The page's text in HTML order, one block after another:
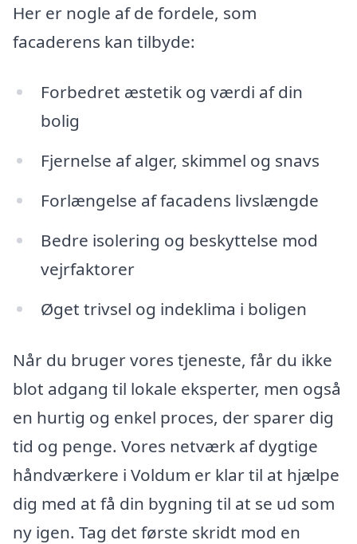
Her er nogle af de fordele, som
facaderens kan tilbyde:
Forbedret æstetik og værdi af din
bolig
Fjernelse af alger, skimmel og snavs
Forlængelse af facadens livslængde
Bedre isolering og beskyttelse mod
vejrfaktorer
Øget trivsel og indeklima i boligen
Når du bruger vores tjeneste, får du ikke
blot adgang til lokale eksperter, men også
en hurtig og enkel proces, der sparer dig
tid og penge. Vores netværk af dygtige
håndværkere i Voldum er klar til at hjælpe
dig med at få din bygning til at se ud som
ny igen. Tag det første skridt mod en